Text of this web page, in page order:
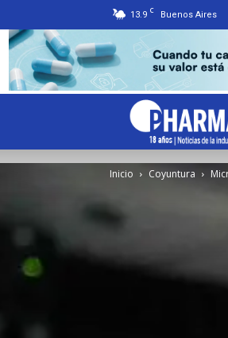
13.9 C Buenos Aires
Inicio Coyuntura